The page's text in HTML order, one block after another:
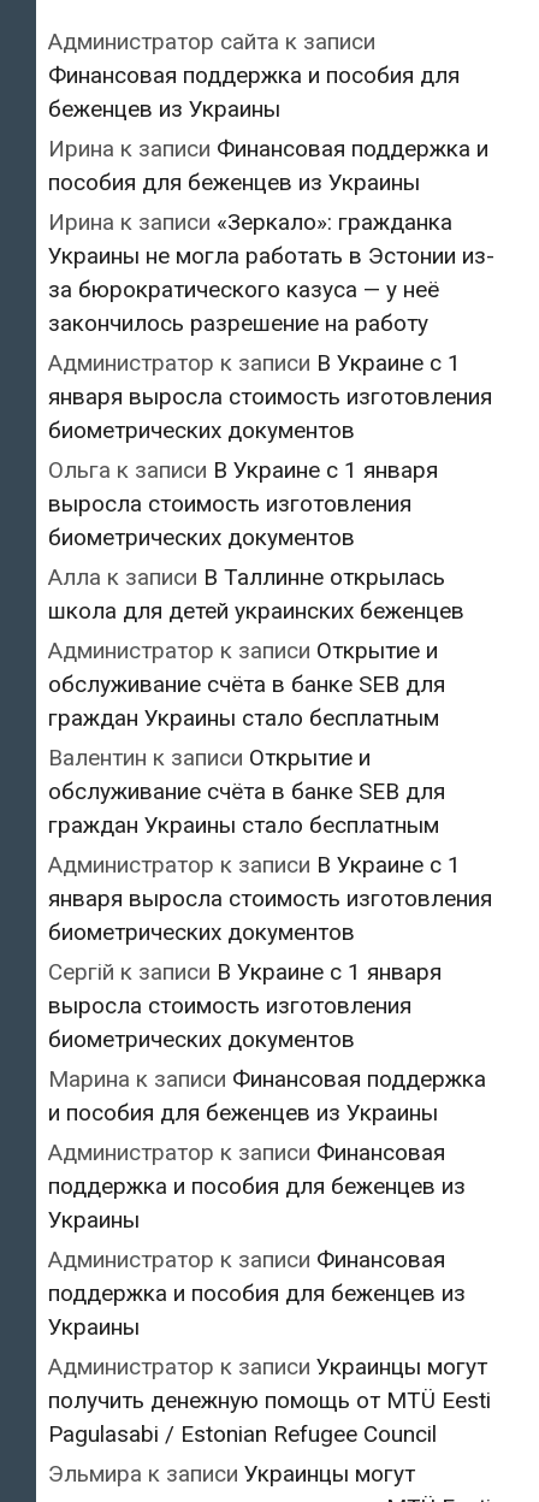
Администратор сайта к записи
Финансовая поддержка и пособия для
беженцев из Украины
Ирина к записи Финансовая поддержка и
пособия для беженцев из Украины
Ирина к записи «Зеркало»: гражданка
Украины не могла работать в Эстонии из-
за бюрократического казуса — у неё
закончилось разрешение на работу
Администратор к записи В Украине с 1
января выросла стоимость изготовления
биометрических документов
Ольга к записи В Украине с 1 января
выросла стоимость изготовления
биометрических документов
Алла к записи В Таллинне открылась
школа для детей украинских беженцев
Администратор к записи Открытие и
обслуживание счёта в банке SEB для
граждан Украины стало бесплатным
Валентин к записи Открытие и
обслуживание счёта в банке SEB для
граждан Украины стало бесплатным
Администратор к записи В Украине с 1
января выросла стоимость изготовления
биометрических документов
Сергій к записи В Украине с 1 января
выросла стоимость изготовления
биометрических документов
Марина к записи Финансовая поддержка
и пособия для беженцев из Украины
Администратор к записи Финансовая
поддержка и пособия для беженцев из
Украины
Администратор к записи Финансовая
поддержка и пособия для беженцев из
Украины
Администратор к записи Украинцы могут
получить денежную помощь от MTÜ Eesti
Pagulasabi / Estonian Refugee Council
Эльмира к записи Украинцы могут